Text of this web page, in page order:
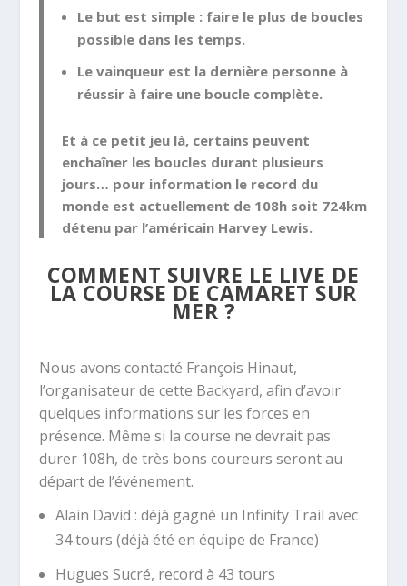
Le but est simple : faire le plus de boucles
possible dans les temps.
Le vainqueur est la dernière personne à
réussir à faire une bouclecomplète.
Et à ce petit jeu là, certains peuvent
enchaîner les boucles durant plusieurs
jours… pour information le record du
monde est actuellement de 108h soit 724km
détenu par l’américain Harvey Lewis.
COMMENT SUIVRE LE LIVE DE
LA COURSE DE CAMARET SUR
MER ?
Nous avons contacté François Hinaut,
l’organisateur de cette Backyard, afin d’avoir
quelques informations sur les forces en
présence. Même si la course ne devrait pas
durer 108h, de très bons coureurs seront au
départ de l’événement.
Alain David : déjà gagné un Infinity Trail avec
34 tours (déjà été en équipe de France)
Hugues Sucré, record à 43 tours